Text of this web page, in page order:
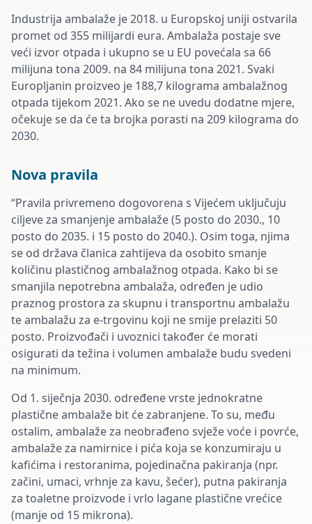
Industrija ambalaže je 2018. u Europskoj uniji ostvarila
promet od 355 milijardi eura. Ambalaža postaje sve
veći izvor otpada i ukupno se u EU povećala sa 66
milijuna tona 2009. na 84 milijuna tona 2021. Svaki
Europljanin proizveo je 188,7 kilograma ambalažnog
otpada tijekom 2021. Ako se ne uvedu dodatne mjere,
očekuje se da će ta brojka porasti na 209 kilograma do
2030.
Nova pravila
“Pravila privremeno dogovorena s Vijećem uključuju
ciljeve za smanjenje ambalaže (5 posto do 2030., 10
posto do 2035. i 15 posto do 2040.). Osim toga, njima
se od država članica zahtijeva da osobito smanje
količinu plastičnog ambalažnog otpada. Kako bi se
smanjila nepotrebna ambalaža, određen je udio
praznog prostora za skupnu i transportnu ambalažu
te ambalažu za e-trgovinu koji ne smije prelaziti 50
posto. Proizvođači i uvoznici također će morati
osigurati da težina i volumen ambalaže budu svedeni
na minimum.
Od 1. siječnja 2030. određene vrste jednokratne
plastične ambalaže bit će zabranjene. To su, među
ostalim, ambalaže za neobrađeno svježe voće i povrće,
ambalaže za namirnice i pića koja se konzumiraju u
kafićima i restoranima, pojedinačna pakiranja (npr.
začini, umaci, vrhnje za kavu, šećer), putna pakiranja
za toaletne proizvode i vrlo lagane plastične vrećice
(manje od 15 mikrona).